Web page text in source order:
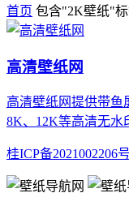
首页 包含"2K壁纸"
高清壁纸网
高清壁纸网提供带鱼
8K、12K等高清无水
桂ICP备2021002206